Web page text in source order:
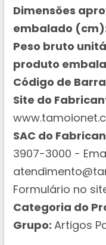
Dimensões
embalado
Peso bruto
produto
Código de
Site do
SAC do
3907-3000 -
Formulário no
Categoria do
Grupo: Artigos